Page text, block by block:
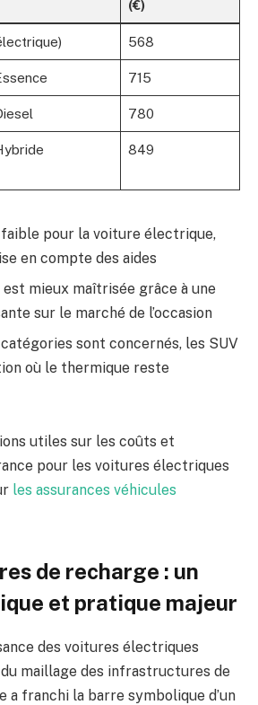
(€)
568
715
780
849
pour la voiture électrique,
en compte des aides
mieux maîtrisée grâce à une
sur le marché de l’occasion
catégories sont concernés, les SUV
où le thermique reste
utiles sur les coûts et
pour les voitures électriques
les assurances véhicules
de recharge : un
et pratique majeur
des voitures électriques
maillage des infrastructures de
a franchi la barre symbolique d’un